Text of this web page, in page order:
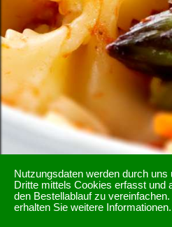
Nutzungsdaten werden durch uns
Dritte mittels Cookies erfasst und
den Bestellablauf zu
erhalten Sie weitere Informationen.